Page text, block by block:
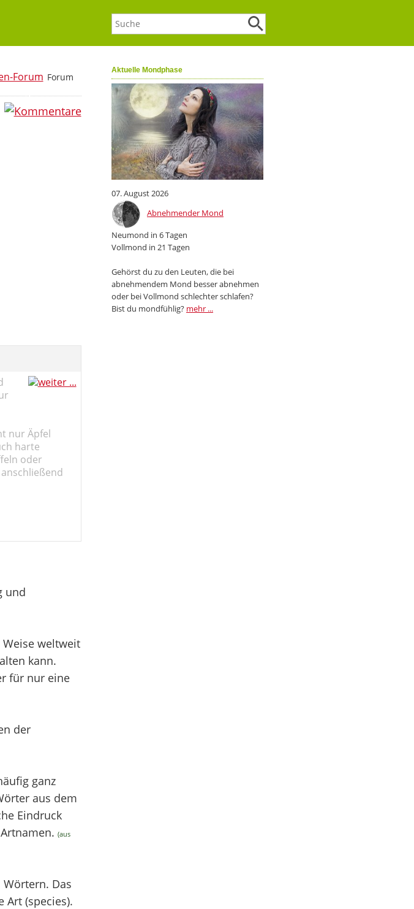
Aktuelle Mondphase
07. August 2026
Abnehmender Mond
Neumond in 6 Tagen
Vollmond in 21 Tagen
Gehörst du zu den Leuten, die bei
abnehmendem Mond besser abnehmen
oder bei Vollmond schlechter schlafen?
Bist du mondfühlig? mehr ...
Forum
0
nur Äpfel
harte
oder
und
weltweit
kann.
für nur eine
der
ganz
aus dem
Eindruck
(aus
Das
Art (species).